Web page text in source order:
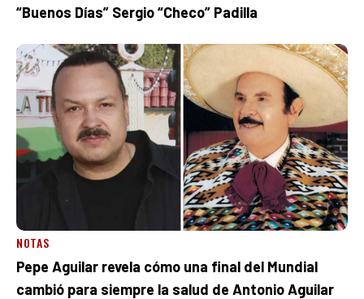
“Buenos Días” Sergio “Checo” Padilla
NOTAS
Pepe Aguilar revela cómo una final del Mundial
cambió para siempre la salud de Antonio Aguilar